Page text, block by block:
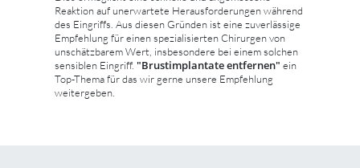
Reaktion auf unerwartete Herausforderungen während
des Eingriffs. Aus diesen Gründen ist eine zuverlässige
Empfehlung für einen spezialisierten Chirurgen von
unschätzbarem Wert, insbesondere bei einem solchen
sensiblen Eingriff. "Brustimplantate entfernen" ein
Top-Thema für das wir gerne unsere Empfehlung
weitergeben.